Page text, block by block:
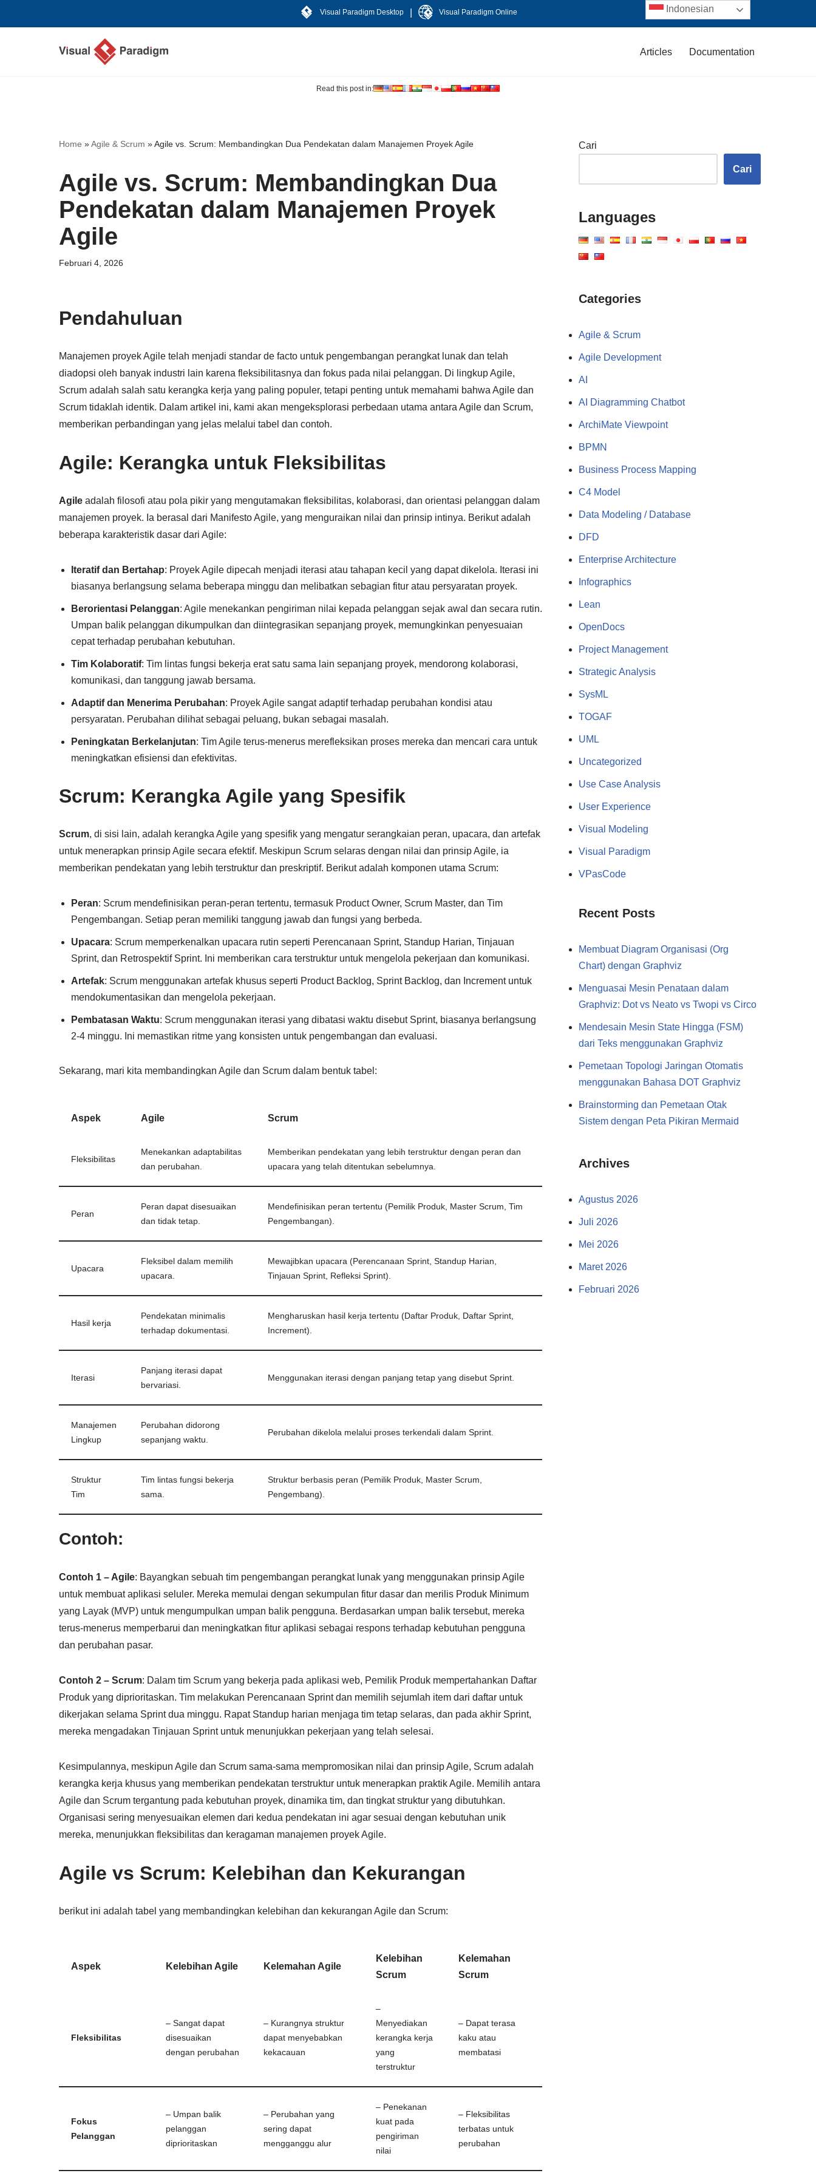
Visual Paradigm Desktop Visual Paradigm Online
Articles Documentation
Read this post in:
Home »Agile & Scrum »Agile vs. Scrum: Membandingkan Dua Pendekatan dalam Manajemen Proyek Agile
Agile vs. Scrum: Membandingkan Dua
Pendekatan dalam Manajemen Proyek
Agile
Februari 4, 2026
Pendahuluan
Manajemen proyek Agile telah menjadi standar de facto untuk pengembangan perangkat lunak dan telah
diadopsi oleh banyak industri lain karena fleksibilitasnya dan fokus pada nilai pelanggan. Di lingkup Agile,
Scrum adalah salah satu kerangka kerja yang paling populer, tetapi penting untuk memahami bahwa Agile dan
Scrum tidaklah identik. Dalam artikel ini, kami akan mengeksplorasi perbedaan utama antara Agile dan Scrum,
memberikan perbandingan yang jelas melalui tabel dan contoh.
Agile: Kerangka untuk Fleksibilitas
Agile adalah filosofi atau pola pikir yang mengutamakan fleksibilitas, kolaborasi, dan orientasi pelanggan dalam
manajemen proyek. Ia berasal dari Manifesto Agile, yang menguraikan nilai dan prinsip intinya. Berikut adalah
beberapa karakteristik dasar dari Agile:
Iteratif dan Bertahap: Proyek Agile dipecah menjadi iterasi atau tahapan kecil yang dapat dikelola. Iterasi ini
biasanya berlangsung selama beberapa minggu dan melibatkan sebagian fitur atau persyaratan proyek.
Berorientasi Pelanggan: Agile menekankan pengiriman nilai kepada pelanggan sejak awal dan secara rutin.
Umpan balik pelanggan dikumpulkan dan diintegrasikan sepanjang proyek, memungkinkan penyesuaian
cepat terhadap perubahan kebutuhan.
Tim Kolaboratif: Tim lintas fungsi bekerja erat satu sama lain sepanjang proyek, mendorong kolaborasi,
komunikasi, dan tanggung jawab bersama.
Adaptif dan Menerima Perubahan: Proyek Agile sangat adaptif terhadap perubahan kondisi atau
persyaratan. Perubahan dilihat sebagai peluang, bukan sebagai masalah.
Peningkatan Berkelanjutan: Tim Agile terus-menerus merefleksikan proses mereka dan mencari cara untuk
meningkatkan efisiensi dan efektivitas.
Scrum: Kerangka Agile yang Spesifik
Scrum, di sisi lain, adalah kerangka Agile yang spesifik yang mengatur serangkaian peran, upacara, dan artefak
untuk menerapkan prinsip Agile secara efektif. Meskipun Scrum selaras dengan nilai dan prinsip Agile, ia
memberikan pendekatan yang lebih terstruktur dan preskriptif. Berikut adalah komponen utama Scrum:
Peran: Scrum mendefinisikan peran-peran tertentu, termasuk Product Owner, Scrum Master, dan Tim
Pengembangan. Setiap peran memiliki tanggung jawab dan fungsi yang berbeda.
Upacara: Scrum memperkenalkan upacara rutin seperti Perencanaan Sprint, Standup Harian, Tinjauan
Sprint, dan Retrospektif Sprint. Ini memberikan cara terstruktur untuk mengelola pekerjaan dan komunikasi.
Artefak: Scrum menggunakan artefak khusus seperti Product Backlog, Sprint Backlog, dan Increment untuk
mendokumentasikan dan mengelola pekerjaan.
Pembatasan Waktu: Scrum menggunakan iterasi yang dibatasi waktu disebut Sprint, biasanya berlangsung
2-4 minggu. Ini memastikan ritme yang konsisten untuk pengembangan dan evaluasi.
Sekarang, mari kita membandingkan Agile dan Scrum dalam bentuk tabel:
Aspek Agile Scrum
Fleksibilitas
Menekankan adaptabilitas
dan perubahan.
Memberikan pendekatan yang lebih terstruktur dengan peran dan
upacara yang telah ditentukan sebelumnya.
Peran
Peran dapat disesuaikan
dan tidak tetap.
Mendefinisikan peran tertentu (Pemilik Produk, Master Scrum, Tim
Pengembangan).
Upacara
Fleksibel dalam memilih
upacara.
Mewajibkan upacara (Perencanaan Sprint, Standup Harian,
Tinjauan Sprint, Refleksi Sprint).
Hasil kerja
Pendekatan minimalis
terhadap dokumentasi.
Mengharuskan hasil kerja tertentu (Daftar Produk, Daftar Sprint,
Increment).
Iterasi
Panjang iterasi dapat
bervariasi.
Menggunakan iterasi dengan panjang tetap yang disebut Sprint.
Manajemen
Lingkup
Perubahan didorong
sepanjang waktu.
Perubahan dikelola melalui proses terkendali dalam Sprint.
Struktur
Tim
Tim lintas fungsi bekerja
sama.
Struktur berbasis peran (Pemilik Produk, Master Scrum,
Pengembang).
Contoh:
Contoh 1 – Agile: Bayangkan sebuah tim pengembangan perangkat lunak yang menggunakan prinsip Agile
untuk membuat aplikasi seluler. Mereka memulai dengan sekumpulan fitur dasar dan merilis Produk Minimum
yang Layak (MVP) untuk mengumpulkan umpan balik pengguna. Berdasarkan umpan balik tersebut, mereka
terus-menerus memperbarui dan meningkatkan fitur aplikasi sebagai respons terhadap kebutuhan pengguna
dan perubahan pasar.
Contoh 2 – Scrum: Dalam tim Scrum yang bekerja pada aplikasi web, Pemilik Produk mempertahankan Daftar
Produk yang diprioritaskan. Tim melakukan Perencanaan Sprint dan memilih sejumlah item dari daftar untuk
dikerjakan selama Sprint dua minggu. Rapat Standup harian menjaga tim tetap selaras, dan pada akhir Sprint,
mereka mengadakan Tinjauan Sprint untuk menunjukkan pekerjaan yang telah selesai.
Kesimpulannya, meskipun Agile dan Scrum sama-sama mempromosikan nilai dan prinsip Agile, Scrum adalah
kerangka kerja khusus yang memberikan pendekatan terstruktur untuk menerapkan praktik Agile. Memilih antara
Agile dan Scrum tergantung pada kebutuhan proyek, dinamika tim, dan tingkat struktur yang dibutuhkan.
Organisasi sering menyesuaikan elemen dari kedua pendekatan ini agar sesuai dengan kebutuhan unik
mereka, menunjukkan fleksibilitas dan keragaman manajemen proyek Agile.
Agile vs Scrum: Kelebihan dan Kekurangan
berikut ini adalah tabel yang membandingkan kelebihan dan kekurangan Agile dan Scrum:
Aspek Kelebihan Agile Kelemahan Agile
Kelebihan
Scrum
Kelemahan
Scrum
Fleksibilitas
– Sangat dapat
disesuaikan
dengan perubahan
– Kurangnya struktur
dapat menyebabkan
kekacauan
–
Menyediakan
kerangka kerja
yang
terstruktur
– Dapat terasa
kaku atau
membatasi
Fokus
Pelanggan
– Umpan balik
pelanggan
diprioritaskan
– Perubahan yang
sering dapat
mengganggu alur
– Penekanan
kuat pada
pengiriman
nilai
– Fleksibilitas
terbatas untuk
perubahan
Cari
Cari
Languages
Categories
Agile & Scrum
Agile Development
AI
AI Diagramming Chatbot
ArchiMate Viewpoint
BPMN
Business Process Mapping
C4 Model
Data Modeling / Database
DFD
Enterprise Architecture
Infographics
Lean
OpenDocs
Project Management
Strategic Analysis
SysML
TOGAF
UML
Uncategorized
Use Case Analysis
User Experience
Visual Modeling
Visual Paradigm
VPasCode
Recent Posts
Membuat Diagram Organisasi (Org
Chart) dengan Graphviz
Menguasai Mesin Penataan dalam
Graphviz: Dot vs Neato vs Twopi vs Circo
Mendesain Mesin State Hingga (FSM)
dari Teks menggunakan Graphviz
Pemetaan Topologi Jaringan Otomatis
menggunakan Bahasa DOT Graphviz
Brainstorming dan Pemetaan Otak
Sistem dengan Peta Pikiran Mermaid
Archives
Agustus 2026
Juli 2026
Mei 2026
Maret 2026
Februari 2026
Indonesian